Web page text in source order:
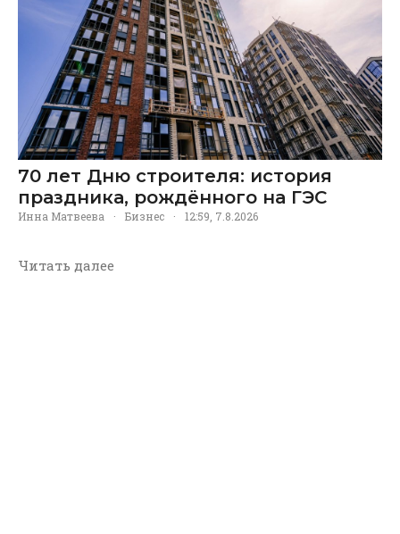
70 лет Дню строителя: история
праздника, рождённого на ГЭС
Инна Матвеева · Бизнес · 12:59, 7.8.2026
Читать далее